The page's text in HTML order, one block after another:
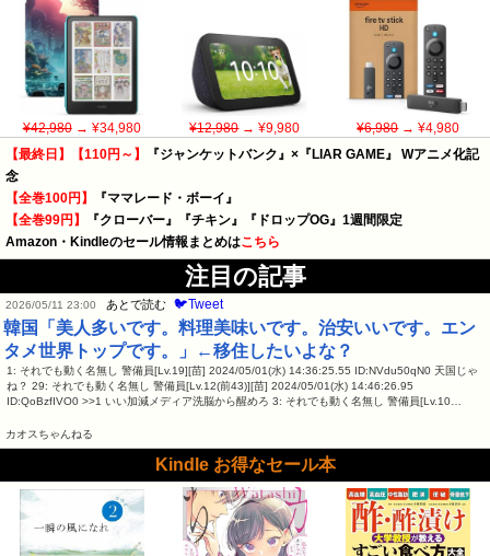
¥42,980→ ¥34,980 ¥12,980→ ¥9,980 ¥6,980→ ¥4,980
【最終日】【110円～】
『ジャンケットバンク』×『LIAR GAME』 Wアニメ化記
念
【全巻100円】
『ママレード・ボーイ』
【全巻99円】
『クローバー』『チキン』『ドロップOG』1週間限定
Amazon・Kindleのセール情報まとめはこちら
注目の記事
2026/05/11 23:00 あとで読む 🐦Tweet
韓国「美人多いです。料理美味いです。治安いいです。エン
タメ世界トップです。」←移住したいよな？
1: それでも動く名無し 警備員[Lv.19][苗] 2024/05/01(水) 14:36:25.55 ID:NVdu50qN0 天国じゃ
ね？ 29: それでも動く名無し 警備員[Lv.12(前43)][苗] 2024/05/01(水) 14:46:26.95
ID:QoBzfIVO0 >>1 いい加減メディア洗脳から醒めろ 3: それでも動く名無し 警備員[Lv.10…
カオスちゃんねる
Kindle お得なセール本